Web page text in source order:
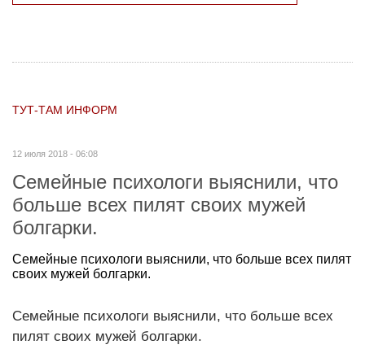
ТУТ-ТАМ ИНФОРМ
12 июля 2018 - 06:08
Семейные психологи выяснили, что
больше всех пилят своих мужей
болгарки.
Семейные психологи выяснили, что больше всех пилят
своих мужей болгарки.
Семейные психологи выяснили, что больше всех
пилят своих мужей болгарки.